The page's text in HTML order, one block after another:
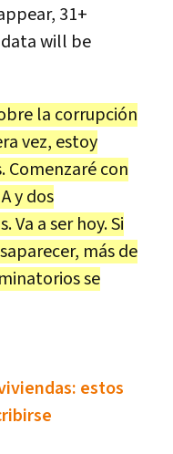
, 31+
datawill be
la corrupción
vez, estoy
.Comenzarécon
ydos
.Va aser hoy.Si
, másde
se
estos